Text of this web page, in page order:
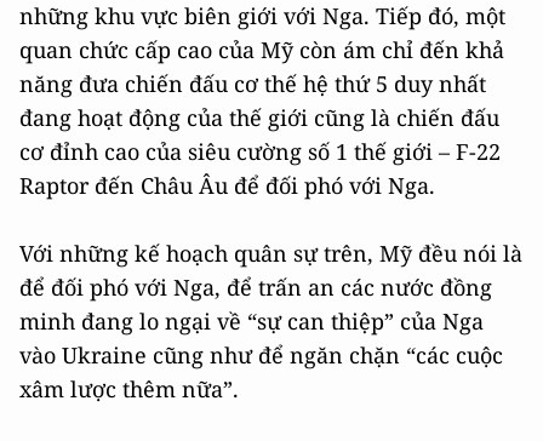
những khu vực biên giới với Nga. Tiếp đó, một
quan chức cấp cao của Mỹ còn ám chỉ đến khả
năng đưa chiến đấu cơ thế hệ thứ 5 duy nhất
đang hoạt động của thế giới cũng là chiến đấu
cơ đỉnh cao của siêu cường số 1 thế giới – F-22
Raptor đến Châu Âu để đối phó với Nga.
Với những kế hoạch quân sự trên, Mỹ đều nói là
để đối phó với Nga, để trấn an các nước đồng
minh đang lo ngại về “sự can thiệp” của Nga
vào Ukraine cũng như để ngăn chặn “các cuộc
xâm lược thêm nữa”.